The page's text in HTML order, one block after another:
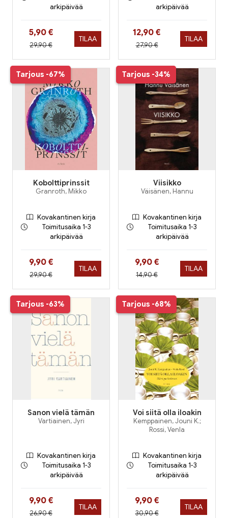
arkipäivää
Hinta nyt
5,90 €
Hinta aiemmin
29,90 €
TILAA
arkipäivää
Hinta nyt
12,90 €
Hinta aiemmin
27,90 €
TILAA
Tarjous -67%
Kobolttiprinssit
Granroth, Mikko
Kovakantinen kirja
Toimitusaika 1-3
arkipäivää
Hinta nyt
9,90 €
Hinta aiemmin
29,90 €
TILAA
Tarjous -34%
Viisikko
Väisänen, Hannu
Kovakantinen kirja
Toimitusaika 1-3
arkipäivää
Hinta nyt
9,90 €
Hinta aiemmin
14,90 €
TILAA
Tarjous -63%
Sanon vielä tämän
Vartiainen, Jyri
Kovakantinen kirja
Toimitusaika 1-3
arkipäivää
Hinta nyt
9,90 €
Hinta aiemmin
26,90 €
TILAA
Tarjous -68%
Voi siitä olla iloakin
Kemppainen, Jouni K.;
Rossi, Venla
Kovakantinen kirja
Toimitusaika 1-3
arkipäivää
Hinta nyt
9,90 €
Hinta aiemmin
30,90 €
TILAA